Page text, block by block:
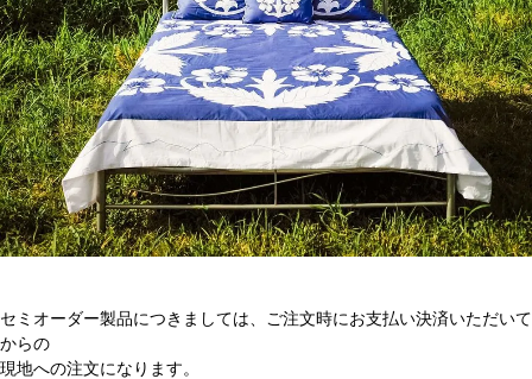
セミオーダー製品につきましては、ご注文時にお支払い決済いただいて
からの
現地への注文になります。